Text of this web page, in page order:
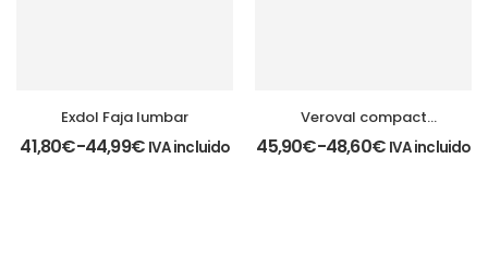
Exdol Faja lumbar
41,80€-44,99€ IVA incluido
Veroval compact
Tensiómetro
45,90€-48,60€ IVA incluido